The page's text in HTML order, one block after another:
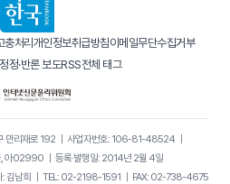
충처리 개인정보취급방침이메일무단수집거부
정정·반론 보도RSS전체 태그
만리재로 192｜ 사업자번호: 106-81-48524｜
, 아02990
등록·발행일: 2014년 2월 4일
김남희 TEL: 02-2198-1591 FAX: 02-738-4675